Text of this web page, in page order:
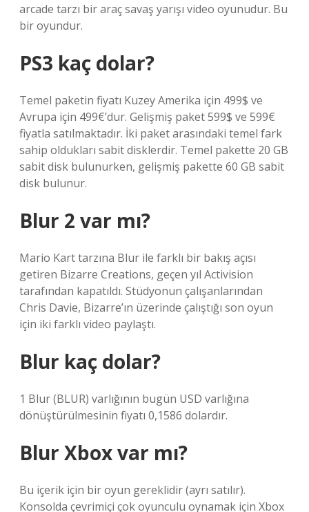
arcade tarzı bir araç savaş yarışı video oyunudur. Bu
bir oyundur.
PS3 kaç dolar?
Temel paketin fiyatı Kuzey Amerika için 499$ ve
Avrupa için 499€’dur. Gelişmiş paket 599$ ve 599€
fiyatla satılmaktadır. İki paket arasındaki temel fark
sahip oldukları sabit disklerdir. Temel pakette 20 GB
sabit disk bulunurken, gelişmiş pakette 60 GB sabit
disk bulunur.
Blur 2 var mı?
Mario Kart tarzına Blur ile farklı bir bakış açısı
getiren Bizarre Creations, geçen yıl Activision
tarafından kapatıldı. Stüdyonun çalışanlarından
Chris Davie, Bizarre’ın üzerinde çalıştığı son oyun
için iki farklı video paylaştı.
Blur kaç dolar?
1 Blur (BLUR) varlığının bugün USD varlığına
dönüştürülmesinin fiyatı 0,1586 dolardır.
Blur Xbox var mı?
Bu içerik için bir oyun gereklidir (ayrı satılır).
Konsolda çevrimiçi çok oyunculu oynamak için Xbox